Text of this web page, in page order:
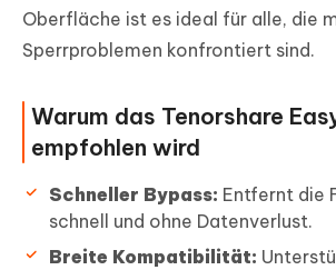
Oberfläche ist es ideal für alle, die
Sperrproblemen konfrontiert sind.
Warum das Tenorshare
empfohlen wird
Schneller Bypass: Entfernt die
schnell und ohne Datenverlust.
Breite Kompatibilität: